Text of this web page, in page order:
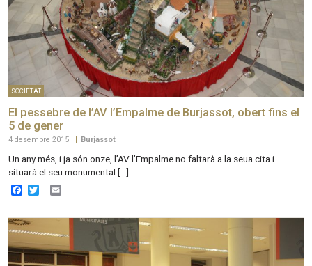
SOCIETAT
El pessebre de l’AV l’Empalme de Burjassot, obert fins el
5 de gener
4 desembre 2015 Burjassot
Un any més, i ja són onze, l’AV l’Empalme no faltarà a la seua cita i
situarà el seu monumental […]
Facebook
Twitter